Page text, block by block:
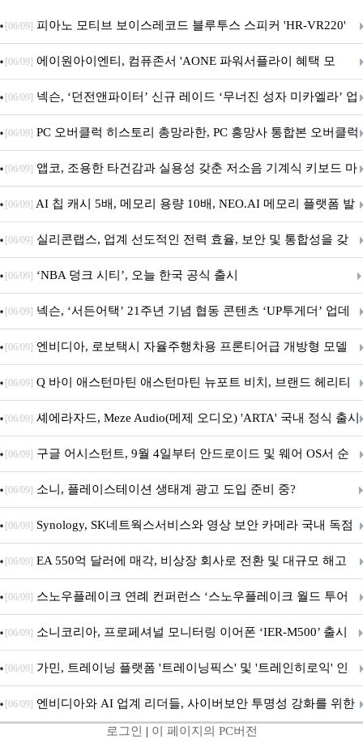
[06/09] 피아노 모티브 보이스레코드 블루투스 스피커 'HR-VR220'
출시
[06/09] 에이원아이엔티, 컴퓨존서 'AONE 파워서플라이 혜택 모
음.ZIP' 이벤트 진행
[06/09] 넥슨, ‘던전앤파이터’ 신규 레이드 ‘무너진 성자 미카엘라’ 업
데이트!
[06/09] PC 오버클럭 히스토리 총망라한, PC 흥망사 통합본 오버클럭
특집(1-4편)
[06/09] 앱코, 조용한 타건감과 실용성 갖춘 저소음 기계식 키보드 마
우스 세트 'KM580' 출시
[06/09] AI 칩 캐시 5배, 메모리 용량 10배, NEO.AI 메모리 플랫폼 발
표
[06/09] 실리콘랩스, 업계 선도적인 전력 효율, 보안 및 통합성을 갖
춘 초저전력 블루투스 LE SoC ‘BG2B’ 공개
[06/09] ‘NBA 덩크 시티’, 오늘 한국 공식 출시
[06/09] 넥슨, ‘서든어택’ 21주년 기념 협동 콘텐츠 ‘UP투게더’ 업데
이트
[06/09] 엔비디아, 로보택시 자율주행차용 프론티어급 개방형 모델
‘알파마요 2 슈퍼’ 상업적 이용 가능
[06/09] Q 바이 애스턴마틴 애스턴마틴 뉴포트 비치, 브랜드 헤리티
지 담은 ‘헤리티지 에디션 컬렉션’ 공개
[06/09] 셰에라자드, Meze Audio(메제 오디오) 'ARTA' 국내 정식 출시
[06/09] 구글 어시스턴트, 9월 4일부터 안드로이드 및 웨어 OS서 순
차 서비스 종료
[06/09] 소니, 플레이스테이션 생태계 광고 도입 준비 중?
[06/09] Synology, SK네트웍스서비스와 영상 보안 카메라 국내 독점
판매 파트너십 체결
[06/09] EA 550억 달러에 매각, 비상장 회사로 전환 및 대규모 해고
전망
[06/09] 스노우플레이크 연례 컨퍼런스 ‘스노우플레이크 월드 투어
서울’ 개최
[06/09] 소니코리아, 프로페셔널 모니터링 이어폰 ‘IER-M500’ 출시
[06/09] 가민, 트레이닝 플랫폼 '트레이닝픽스' 및 '트레인히로익' 인
수로 선수와 코치에 맞춤형 훈련 지원 확대
[06/09] 엔비디아와 AI 업계 리더들, 사이버보안 투명성 강화를 위한
로그인 | 이 페이지의 PC버전